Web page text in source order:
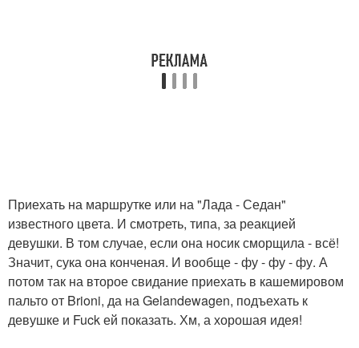
Приехать на маршрутке или на "Лада - Седан"
известного цвета. И смотреть, типа, за реакцией
девушки. В том случае, если она носик сморщила - всё!
Значит, сука она конченая. И вообще - фу - фу - фу. А
потом так на второе свидание приехать в кашемировом
пальто от Brioni, да на Gelandewagen, подъехать к
девушке и Fuck ей показать. Хм, а хорошая идея!